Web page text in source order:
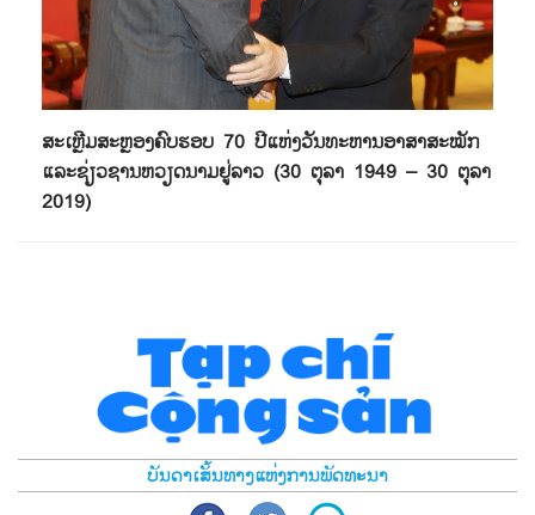
ສະເຫຼີມສະຫຼອງຄົບຮອບ 70 ປີແຫ່ງວັນທະຫານອາສາສະໝັກ
ແລະຊ່ຽວຊານຫວຽດນາມຢູ່ລາວ (30 ຕຸລາ 1949 – 30 ຕຸລາ
2019)
ບັນດາເສັ້ນທາງແຫ່ງການພັດທະນາ